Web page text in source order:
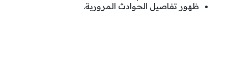
ظهور تفاصيل الحوادث المرورية.